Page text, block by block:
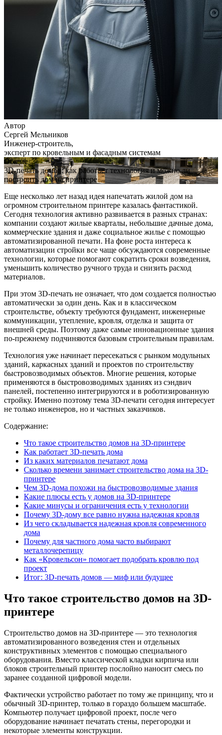
Автор
Сергей Мельников
Инженер-строитель,
эксперт по кровельным и фасадным системам
Общие
3D-печать домов: как работает технология и можно ли
построить дом на принтере
Еще несколько лет назад идея напечатать жилой дом на
огромном строительном принтере казалась фантастикой.
Сегодня технология активно развивается в разных странах:
компании создают жилые кварталы, небольшие дачные дома,
коммерческие здания и даже социальное жилье с помощью
автоматизированной печати. На фоне роста интереса к
автоматизации стройки все чаще обсуждаются современные
технологии, которые помогают сократить сроки возведения,
уменьшить количество ручного труда и снизить расход
материалов.
При этом 3D-печать не означает, что дом создается полностью
автоматически за один день. Как и в классическом
строительстве, объекту требуются фундамент, инженерные
коммуникации, утепление, кровля, отделка и защита от
внешней среды. Поэтому даже самые инновационные здания
по-прежнему подчиняются базовым строительным правилам.
Технология уже начинает пересекаться с рынком модульных
зданий, каркасных зданий и проектов по строительству
быстровозводимых объектов. Многие решения, которые
применяются в быстровозводимых зданиях из сэндвич
панелей, постепенно интегрируются и в роботизированную
стройку. Именно поэтому тема 3D-печати сегодня интересует
не только инженеров, но и частных заказчиков.
Содержание:
Что такое строительство домов на 3D-принтере
Как работает 3D-печать дома
Из каких материалов печатают дома
Сколько времени занимает строительство дома на 3D-
принтере
Чем 3D-дома похожи на быстровозводимые здания
Какие плюсы есть у домов на 3D-принтере
Какие минусы и ограничения есть у технологии
Почему 3D-дому все равно нужна надежная кровля
Из чего складывается надежная кровля современного
дома
Почему для частного дома часто выбирают
металлочерепицу
Как «Кровельсон» помогает подобрать кровлю под
проект
Итог: 3D-печать домов — миф или будущее
Что такое строительство домов на 3D-
принтере
Строительство домов на 3D-принтере — это технология
автоматизированного возведения стен и отдельных
конструктивных элементов с помощью специального
оборудования. Вместо классической кладки кирпича или
блоков строительный принтер послойно наносит смесь по
заранее созданной цифровой модели.
Фактически устройство работает по тому же принципу, что и
обычный 3D-принтер, только в гораздо большем масштабе.
Компьютер получает цифровой проект, после чего
оборудование начинает печатать стены, перегородки и
некоторые элементы конструкции.